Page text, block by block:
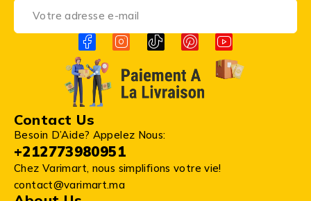
Contact Us
Besoin D’Aide? Appelez Nous:
+212773980951
Chez Varimart, nous simplifions votre vie!
contact@varimart.ma